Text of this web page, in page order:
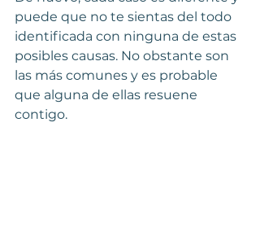
puede que no te sientas del todo
identificada con ninguna de estas
posibles causas. No obstante son
las más comunes y es probable
que alguna de ellas resuene
contigo.